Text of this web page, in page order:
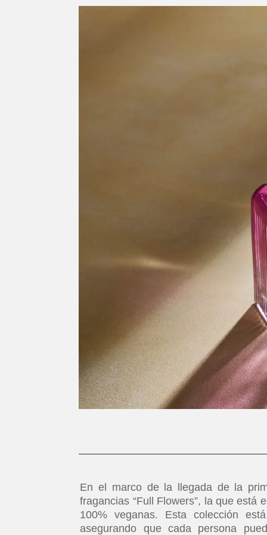
En el marco de la llegada de la
fragancias “Full Flowers”, la que está
100% veganas. Esta colección
asegurando que cada persona